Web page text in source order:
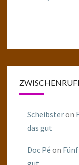
Scheibsteron
das gut
Doc Pé on